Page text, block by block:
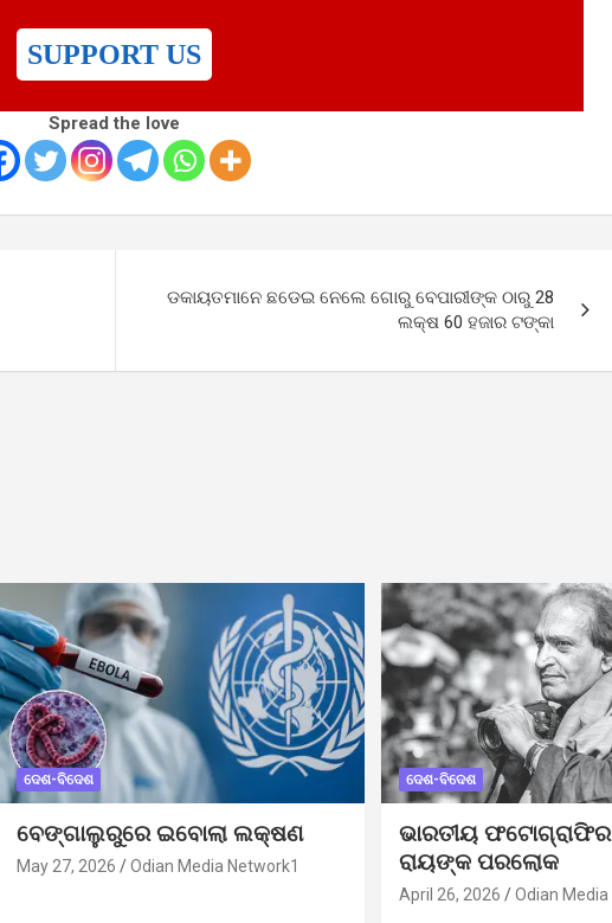
SUPPORT US
Spread the love
ଡକାୟତମାନେ ଛଡେଇ ନେଲେ ଗୋରୁ ବେପାରୀଙ୍କ ଠାରୁ 28
ଲକ୍ଷ 60 ହଜାର ଟଙ୍କା
ଦେଶ-ବିଦେଶ
ବେଙ୍ଗାଲୁରୁରେ ଇବୋଲା ଲକ୍ଷଣ
May 27, 2026 Odian Media Network1
ଦେଶ-ବିଦେଶ
ଭାରତୀୟ ଫଟୋଗ୍ରାଫିର
ରାୟଙ୍କ ପରଲୋକ
April 26, 2026 Odian Media